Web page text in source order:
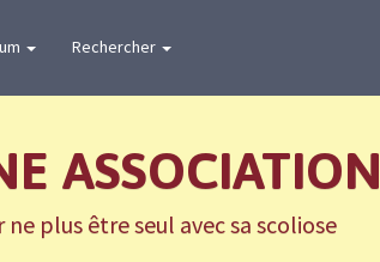
Rechercher
ASSOCIATION
plus être seul avec sa scoliose